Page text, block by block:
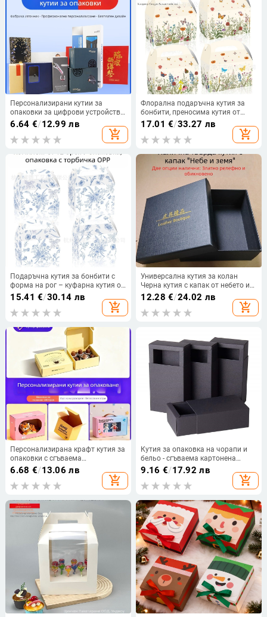
Персонализирани кутии за
опаковки за цифрови устройства,
козметика, спиртни напитки,
здравни продукти, чаши за вино,
цветни кутии и бели картонени
6.64 €/12.99 лв
add_shopping_cart
Флорална подаръчна кутия за
бонбити, преносима кутия от
картон, 250gsm бял картон, UV
печат с лого, вътрешен диаметър
15.9 см
17.01 €/33.27 лв
add_shopping_cart
Подаръчна кутия за бонбити с
форма на рог – куфарна кутия от
картон 250gsm, офсетен печат,
лого отпечатано, марка Xin Delie
15.41 €/30.14 лв
add_shopping_cart
Универсална кутия за колан
Черна кутия с капак от небето и
земята, картонена опаковка,
подаръчна кутия, квадратна
бронзова бутикова кутия за
12.28 €/24.02 лв
add_shopping_cart
Персонализирана крафт кутия за
опаковки с сгъваема
конструкция, 350 gsm хартия,
горещо щамповане, сребърно
щамповане, UV печат и релеф —
6.68 €/13.06 лв
add_shopping_cart
Кутия за опаковка на чорапи и
бельо - сгъваема картонена
кутия, хартия/картон,
персонализируемо лого,
произход Шенжен
9.16 €/17.92 лв
add_shopping_cart